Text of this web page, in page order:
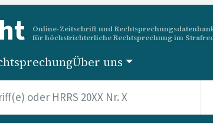
Online-Zeitschrift und
für höchstrichterliche Rechtsprechung im
Über uns